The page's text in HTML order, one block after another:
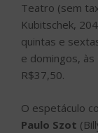
Teatro (sem
Kubitschek,
quintas e
e domingos,
R$37,50.
O espetáculo
Paulo Szot